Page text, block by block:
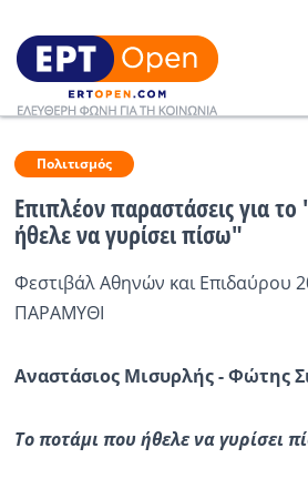
Ειδήσεις
Ελλάδα
Κοινωνία
Οικονομία
Πολιτισμός
Επιπλέον παραστάσεις για
ήθελε να γυρίσει πίσω"
Φεστιβάλ Αθηνών και Επιδαύρου
ΠΑΡΑΜΥΘΙ
Αναστάσιος Μισυρλής - Φώτης
Το ποτάμι που ήθελε να γυρίσει